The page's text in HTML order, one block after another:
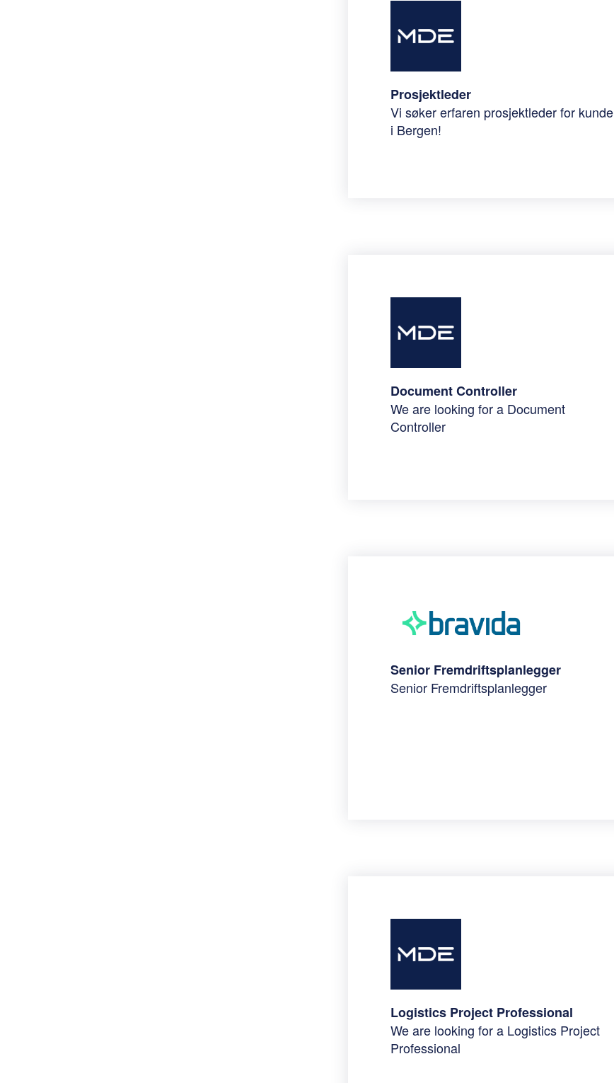
Prosjektleder
Vi søker erfaren prosjektleder for kunde
i Bergen!
Document Controller
We are looking for a Document
Controller
Senior Fremdriftsplanlegger
Senior Fremdriftsplanlegger
Logistics Project Professional
We are looking for a Logistics Project
Professional